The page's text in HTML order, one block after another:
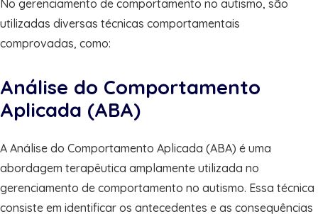
No gerenciamento de comportamento no autismo, são
utilizadas diversas técnicas comportamentais
comprovadas, como:
Análise do Comportamento
Aplicada (ABA)
A Análise do Comportamento Aplicada (ABA) é uma
abordagem terapêutica amplamente utilizada no
gerenciamento de comportamento no autismo. Essa técnica
consiste em identificar os antecedentes e as consequências